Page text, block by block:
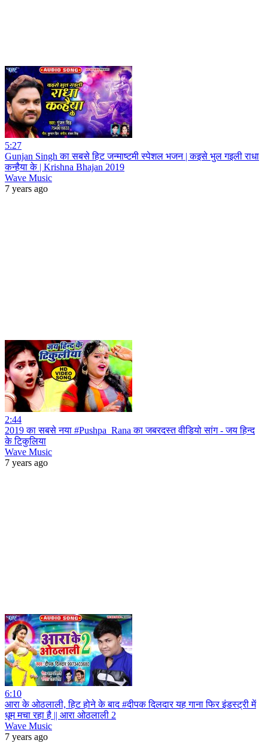
5:27
Gunjan Singh का सबसे हिट जन्माष्टमी स्पेशल भजन | कइसे भुल गइली राधा
कन्हैया के | Krishna Bhajan 2019
Wave Music
7 years ago
2:44
2019 का सबसे नया #Pushpa_Rana का जबरदस्त वीडियो सांग - जय हिन्द
के टिकुलिया
Wave Music
7 years ago
6:10
आरा के ओठलाली, हिट होने के बाद #दीपक दिलदार यह गाना फिर इंडस्ट्री में
धूम मचा रहा है || आरा ओठलाली 2
Wave Music
7 years ago